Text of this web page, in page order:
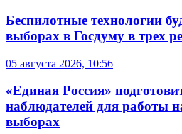
Беспилотные технологии
выборах в Госдуму в трех
05 августа 2026, 10:56
«Единая Россия»
наблюдателей для работы
выборах